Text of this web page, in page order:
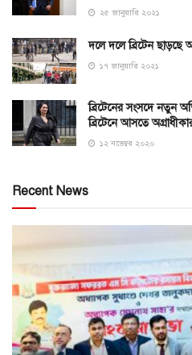
২৫ জানুয়ারি ২০২১
দলে দলে ব্রিটেন ছাড়ছে
১৭ জানুয়ারি ২০২১
ব্রিটেনের সংসদে নতুন
ব্রিটেনে আসতে
১২ নভেম্বর ২০২০
Recent News